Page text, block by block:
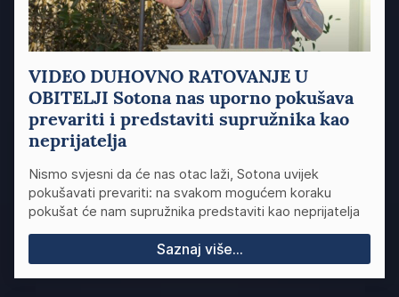
VIDEO DUHOVNO RATOVANJE U
OBITELJI Sotona nas uporno pokušava
prevariti i predstaviti supružnika kao
neprijatelja
Nismo svjesni da će nas otac laži, Sotona uvijek
pokušavati prevariti: na svakom mogućem koraku
pokušat će nam supružnika predstaviti kao neprijatelja
Saznaj više...